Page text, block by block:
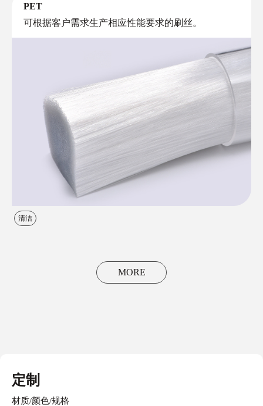
PET
可根据客户需求生产相应性能要求的刷丝。
清洁
MORE
定制
材质/颜色/规格